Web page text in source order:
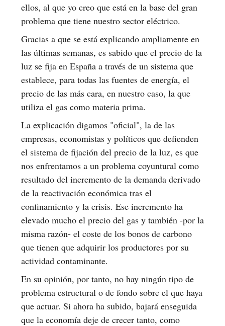
ellos, al que yo creo que está en la base del gran
problema que tiene nuestro sector eléctrico.
Gracias a que se está explicando ampliamente en
las últimas semanas, es sabido que el precio de la
luz se fija en España a través de un sistema que
establece, para todas las fuentes de energía, el
precio de las más cara, en nuestro caso, la que
utiliza el gas como materia prima.
La explicación digamos "oficial", la de las
empresas, economistas y políticos que defienden
el sistema de fijación del precio de la luz, es que
nos enfrentamos a un problema coyuntural como
resultado del incremento de la demanda derivado
de la reactivación económica tras el
confinamiento y la crisis. Ese incremento ha
elevado mucho el precio del gas y también -por la
misma razón- el coste de los bonos de carbono
que tienen que adquirir los productores por su
actividad contaminante.
En su opinión, por tanto, no hay ningún tipo de
problema estructural o de fondo sobre el que haya
que actuar. Si ahora ha subido, bajará enseguida
que la economía deje de crecer tanto, como